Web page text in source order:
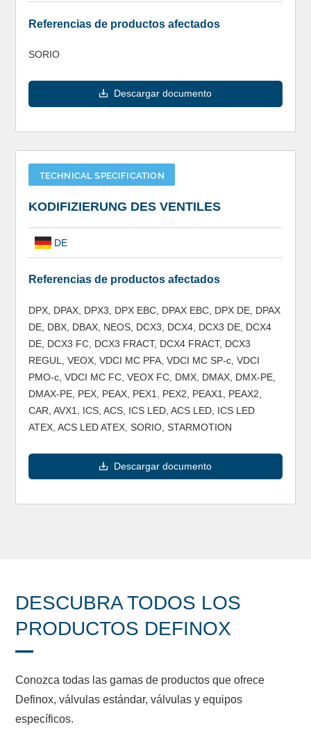
Referencias de productos afectados
SORIO
Descargar documento
TECHNICAL SPECIFICATION
KODIFIZIERUNG DES VENTILES
DE
Referencias de productos afectados
DPX, DPAX, DPX3, DPX EBC, DPAX EBC, DPX DE, DPAX
DE, DBX, DBAX, NEOS, DCX3, DCX4, DCX3 DE, DCX4
DE, DCX3 FC, DCX3 FRACT, DCX4 FRACT, DCX3
REGUL, VEOX, VDCI MC PFA, VDCI MC SP-c, VDCI
PMO-c, VDCI MC FC, VEOX FC, DMX, DMAX, DMX-PE,
DMAX-PE, PEX, PEAX, PEX1, PEX2, PEAX1, PEAX2,
CAR, AVX1, ICS, ACS, ICS LED, ACS LED, ICS LED
ATEX, ACS LED ATEX, SORIO, STARMOTION
Descargar documento
DESCUBRA TODOS LOS
PRODUCTOS DEFINOX
Conozca todas las gamas de productos que ofrece
Definox, válvulas estándar, válvulas y equipos
específicos.